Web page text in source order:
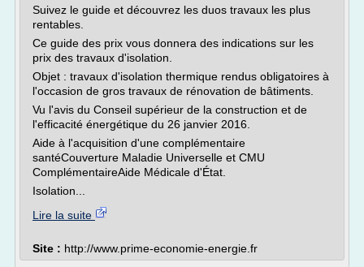
Suivez le guide et découvrez les duos travaux les plus
rentables.
Ce guide des prix vous donnera des indications sur les
prix des travaux d'isolation.
Objet : travaux d'isolation thermique rendus obligatoires à
l'occasion de gros travaux de rénovation de bâtiments.
Vu l'avis du Conseil supérieur de la construction et de
l'efficacité énergétique du 26 janvier 2016.
Aide à l'acquisition d'une complémentaire
santéCouverture Maladie Universelle et CMU
ComplémentaireAide Médicale d'État.
Isolation...
Lire la suite
Site : http://www.prime-economie-energie.fr